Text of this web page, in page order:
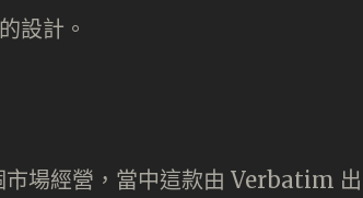
設計。
市場經營，當中這款由 Verbatim 出